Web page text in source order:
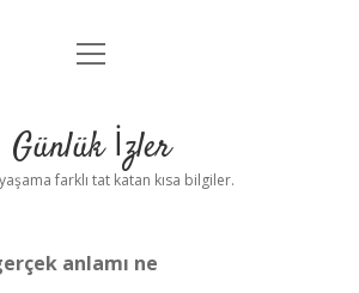
Anasayfa
Yasal Uyarı
menüyü
Günlük İzler
farklı tat katan kısa bilgiler.
anlamı ne